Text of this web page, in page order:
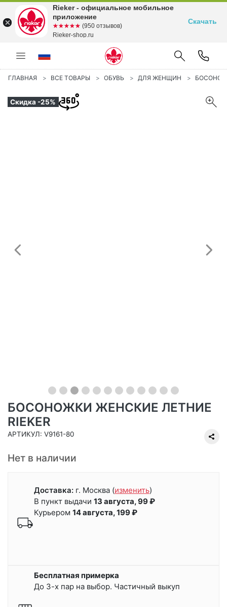
ГЛАВНАЯ ВСЕ ТОВАРЫ ОБУВЬ ДЛЯ ЖЕНЩИН
Скидка -25%
Предыдущий
БОСОНОЖКИ ЖЕНСКИЕ ЛЕТНИЕ
RIEKER
АРТИКУЛ: V9161-80
Нет в наличии
Доставка: г. Москва (изменить)
В пункт выдачи 13 августа, 99 ₽
Курьером 14 августа, 199 ₽
Бесплатная примерка
До 3-х пар на выбор. Частичный выкуп
Rieker - официальное мобильное
приложение
☆☆☆☆☆
★★★★★ (950 отзывов)
Rieker-shop.ru
Скачать